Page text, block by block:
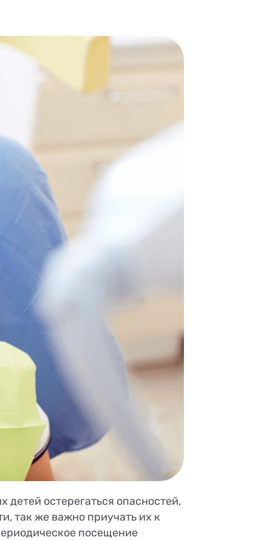
остерегаться опасностей,
так же важно приучать их к
посещение